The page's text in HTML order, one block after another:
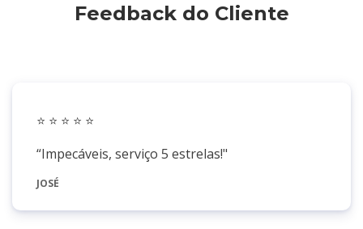
Feedback do Cliente
⭐️ ⭐️ ⭐️ ⭐️ ⭐️
“Impecáveis, serviço 5 estrelas!"
JOSÉ